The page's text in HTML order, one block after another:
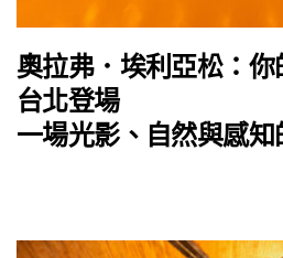
奧拉弗．埃利亞松：
台北登場
一場光影、自然與感